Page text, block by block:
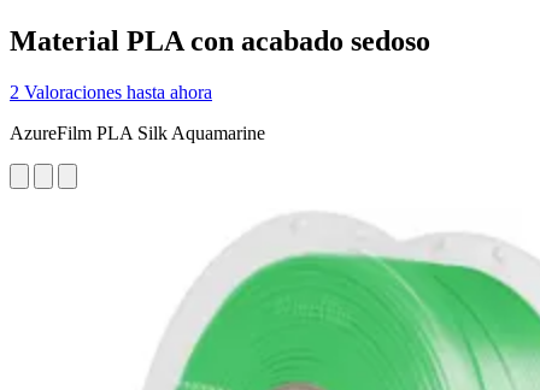
Material PLA con acabado sedoso
2 Valoraciones hasta ahora
AzureFilm PLA Silk Aquamarine